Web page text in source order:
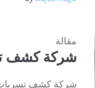
مقالة
شركة كشف